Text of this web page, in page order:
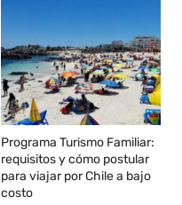
Programa Turismo Familiar:
requisitos y cómo postular
para viajar por Chile a bajo
costo